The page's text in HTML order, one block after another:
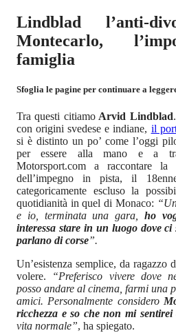
Lindblad
Montecarlo,
famiglia
Sfoglia le pagine per continuare a
Tra questi citiamoArvid Lindblad
con origini svedese e indiane, il
si è distinto un po’ come l’oggi
per essere alla mano e a
Motorsport.com a raccontare
dell’impegno in pista, il
categoricamente escluso la
quotidianità in quel di Monaco:
e io, terminata una gara,
ho
interessa stare in un luogo dove
parlano di corse”.
Un’esistenza semplice, da ragazzo
volere.
“Preferisco vivere dove
posso andare al cinema, farmi una
amici. Personalmente considero
ricchezza e so che non mi
vita normale”, ha spiegato.